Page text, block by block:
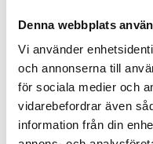
Denna webbplats
Vi använder
och annonserna till
för sociala medier och
vidarebefordrar även
information från din
Lekparken vid
tillfälligt på grund av
lekparken. Arbetet börjar
Eftersom arbetet utförs i